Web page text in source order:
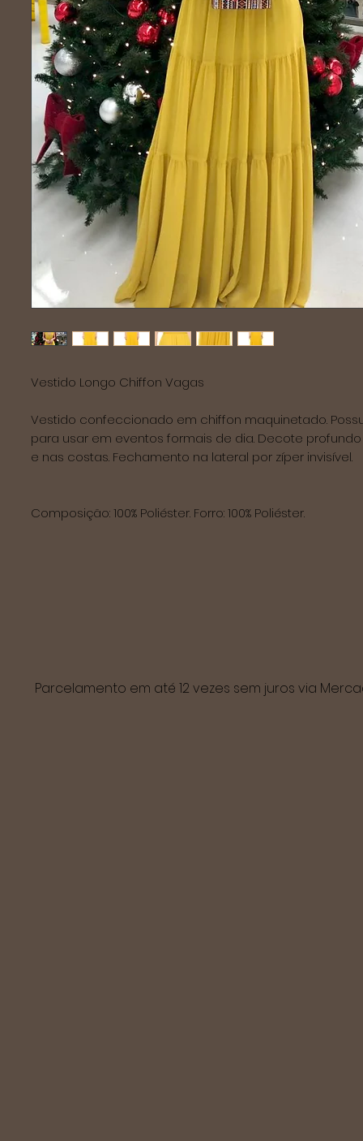
Vestido Longo Chiffon Vagas
Vestido confeccionado em chiffon maquinetado.
para usar em eventos formais de dia. Decote
e nas costas. Fechamento na lateral por zíper invisível.
Composição: 100% Poliéster. Forro: 100% Poliéster.
Parcelamento em até 12 vezes sem juros via